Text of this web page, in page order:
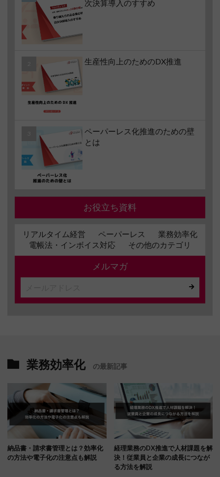
次決算導入のすすめ
生産性向上のためのDX推進
ペーパーレス化推進のための壁
とは
お役立ち資料
リアルタイム経営 ペーパーレス
業務効率化
電帳法・インボイス対応
その他のカテゴリ
メルマガ
業務効率化 の最新記事
納品書・請求書管理とは？効率化
の方法や電子化の注意点も解説
経理業務のDX推進で人材課題を解
決！従業員と企業の成長につなが
る方法を解説